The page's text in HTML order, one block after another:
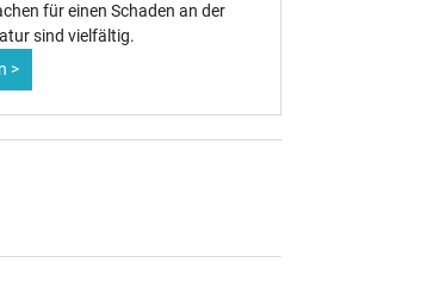
für einen Schaden an der
sind vielfältig.
>